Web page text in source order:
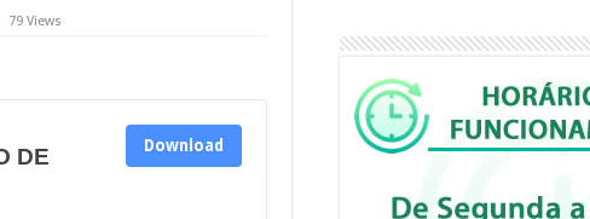
79 Views
DE
Download